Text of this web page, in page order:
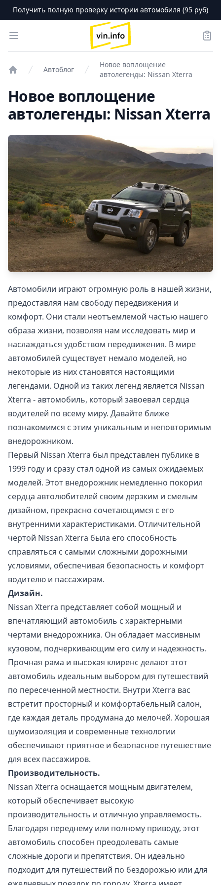
Получить полную проверку истории автомобиля (95 руб)
Open menu
logo
Автоблог
Новое воплощение
автолегенды: Nissan Xterra
Новое воплощение
автолегенды: Nissan Xterra
Автомобили играют огромную роль в нашей жизни,
предоставляя нам свободу передвижения и
комфорт. Они стали неотъемлемой частью нашего
образа жизни, позволяя нам исследовать мир и
наслаждаться удобством передвижения. В мире
автомобилей существует немало моделей, но
некоторые из них становятся настоящими
легендами. Одной из таких легенд является Nissan
Xterra - автомобиль, который завоевал сердца
водителей по всему миру. Давайте ближе
познакомимся с этим уникальным и неповторимым
внедорожником.
Первый Nissan Xterra был представлен публике в
1999 году и сразу стал одной из самых ожидаемых
моделей. Этот внедорожник немедленно покорил
сердца автолюбителей своим дерзким и смелым
дизайном, прекрасно сочетающимся с его
внутренними характеристиками. Отличительной
чертой Nissan Xterra была его способность
справляться с самыми сложными дорожными
условиями, обеспечивая безопасность и комфорт
водителю и пассажирам.
Дизайн.
Nissan Xterra представляет собой мощный и
впечатляющий автомобиль с характерными
чертами внедорожника. Он обладает массивным
кузовом, подчеркивающим его силу и надежность.
Прочная рама и высокая клиренс делают этот
автомобиль идеальным выбором для путешествий
по пересеченной местности. Внутри Xterra вас
встретит просторный и комфортабельный салон,
где каждая деталь продумана до мелочей. Хорошая
шумоизоляция и современные технологии
обеспечивают приятное и безопасное путешествие
для всех пассажиров.
Производительность.
Nissan Xterra оснащается мощным двигателем,
который обеспечивает высокую
производительность и отличную управляемость.
Благодаря переднему или полному приводу, этот
автомобиль способен преодолевать самые
сложные дороги и препятствия. Он идеально
подходит для путешествий по бездорожью или для